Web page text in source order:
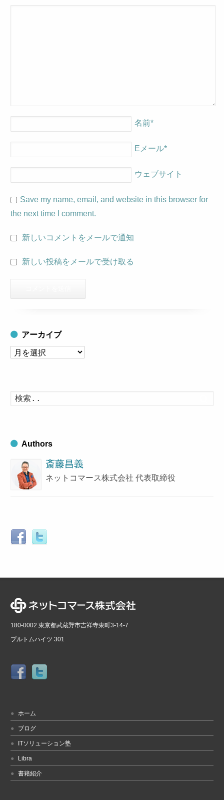
名前*
Eメール*
ウェブサイト
Save my name, email, and website in this browser for
the next time I comment.
新しいコメントをメールで通知
新しい投稿をメールで受け取る
アーカイブ
ア
イ
ブ
索
Authors
斎藤昌義
ネットコマース株式会社 代表取締役
180-0002 東京都武蔵野市吉祥寺東町3-14-7
プルトムハイツ 301
ホーム
ブログ
ITソリューション塾
Libra
書籍紹介